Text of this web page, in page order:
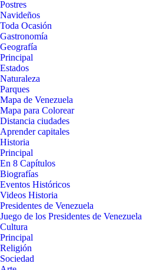
Postres
Navideños
Toda Ocasión
Gastronomía
Geografía
Principal
Estados
Naturaleza
Parques
Mapa de Venezuela
Mapa para Colorear
Distancia ciudades
Aprender capitales
Historia
Principal
En 8 Capítulos
Biografías
Eventos Históricos
Videos Historia
Presidentes de Venezuela
Juego de los Presidentes de Venezuela
Cultura
Principal
Religión
Sociedad